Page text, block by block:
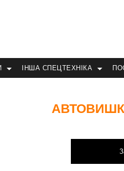
ІНША СПЕЦТЕХНІКА